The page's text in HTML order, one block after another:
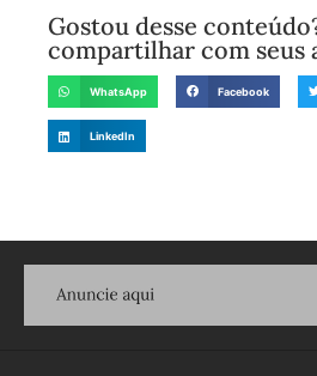
Gostou desse
compartilhar com seus
WhatsApp Facebook
LinkedIn